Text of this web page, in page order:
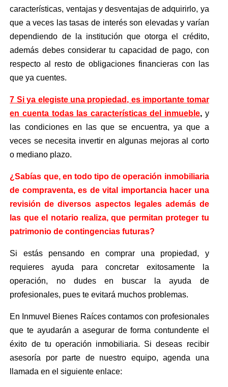
características, ventajas y desventajas de adquirirlo, ya
que a veces las tasas de interés son elevadas y varían
dependiendo de la institución que otorga el crédito,
además debes considerar tu capacidad de pago, con
respecto al resto de obligaciones financieras con las
que ya cuentes.
7 Si ya elegiste una propiedad, es importante tomar
en cuenta todas las características del inmueble, y
las condiciones en las que se encuentra, ya que a
veces se necesita invertir en algunas mejoras al corto
o mediano plazo.
¿Sabías que, en todo tipo de operación inmobiliaria
de compraventa, es de vital importancia hacer una
revisión de diversos aspectos legales además de
las que el notario realiza, que permitan proteger tu
patrimonio de contingencias futuras?
Si estás pensando en comprar una propiedad, y
requieres ayuda para concretar exitosamente la
operación, no dudes en buscar la ayuda de
profesionales, pues te evitará muchos problemas.
En Inmuvel Bienes Raíces contamos con profesionales
que te ayudarán a asegurar de forma contundente el
éxito de tu operación inmobiliaria. Si deseas recibir
asesoría por parte de nuestro equipo, agenda una
llamada en el siguiente enlace: